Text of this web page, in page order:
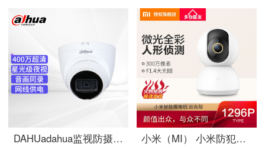
DAHUadahua监视防摄像机400万斯特莱特级可拾音HD夜视摩尼塔室内半球赤外线夜视POE供电DH-IP-HD-HD-W 2433 T-A 6 MM
小米（MI） 小米防犯カメラ雲台版2K モニター家用HD1296P ワイヤレスwifiスマホリモートで監視赤外線夜視防犯カメラ 小米ビデオカメラ雲台版2K 1296P